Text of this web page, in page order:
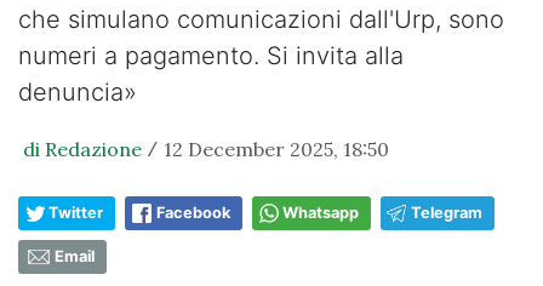
che simulano comunicazioni dall'Urp, sono
numeri a pagamento. Si invita alla
denuncia»
di Redazione / 12 December 2025, 18:50
Twitter Facebook Whatsapp Telegram
Email